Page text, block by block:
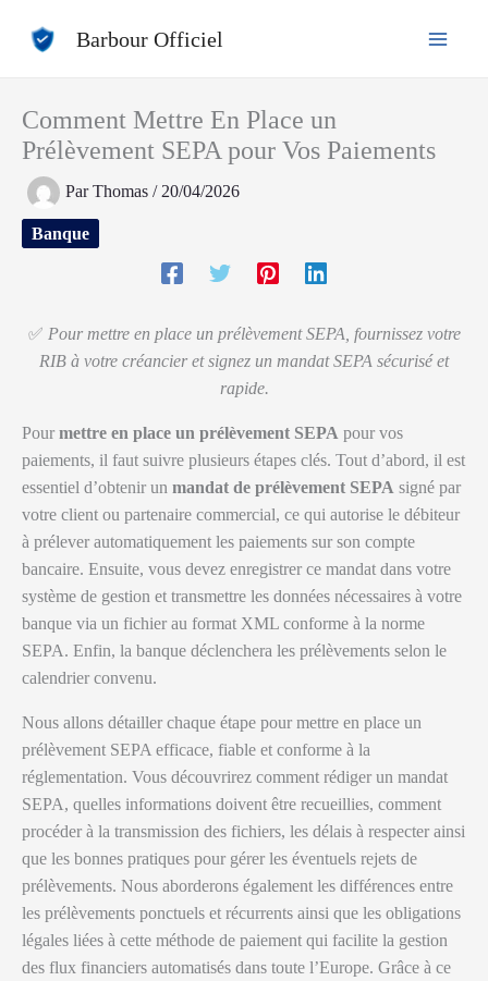
Barbour Officiel
Comment Mettre En Place un
Prélèvement SEPA pour Vos Paiements
ParThomas / 20/04/2026
Banque
✅ Pour mettre en place un prélèvement SEPA, fournissez votre
RIB à votre créancier et signez un mandat SEPA sécurisé et
rapide.
Pour mettre en place un prélèvement SEPA pour vos
paiements, il faut suivre plusieurs étapes clés. Tout d’abord, il est
essentiel d’obtenir un mandat de prélèvement SEPA signé par
votre client ou partenaire commercial, ce qui autorise le débiteur
à prélever automatiquement les paiements sur son compte
bancaire. Ensuite, vous devez enregistrer ce mandat dans votre
système de gestion et transmettre les données nécessaires à votre
banque via un fichier au format XML conforme à la norme
SEPA. Enfin, la banque déclenchera les prélèvements selon le
calendrier convenu.
Nous allons détailler chaque étape pour mettre en place un
prélèvement SEPA efficace, fiable et conforme à la
réglementation. Vous découvrirez comment rédiger un mandat
SEPA, quelles informations doivent être recueillies, comment
procéder à la transmission des fichiers, les délais à respecter ainsi
que les bonnes pratiques pour gérer les éventuels rejets de
prélèvements. Nous aborderons également les différences entre
les prélèvements ponctuels et récurrents ainsi que les obligations
légales liées à cette méthode de paiement qui facilite la gestion
des flux financiers automatisés dans toute l’Europe. Grâce à ce